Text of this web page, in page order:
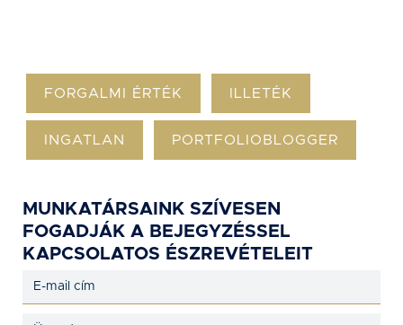
FORGALMI ÉRTÉK ILLETÉK
INGATLAN PORTFOLIOBLOGGER
MUNKATÁRSAINK SZÍVESEN
FOGADJÁK A BEJEGYZÉSSEL
KAPCSOLATOS ÉSZREVÉTELEIT